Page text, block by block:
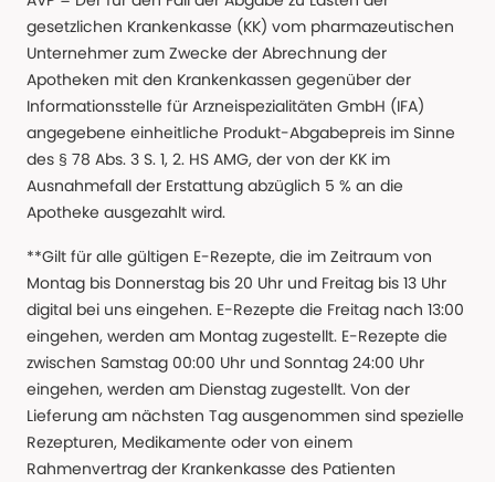
gesetzlichen Krankenkasse (KK) vom pharmazeutischen
Unternehmer zum Zwecke der Abrechnung der
Apotheken mit den Krankenkassen gegenüber der
Informationsstelle für Arzneispezialitäten GmbH (IFA)
angegebene einheitliche Produkt-Abgabepreis im Sinne
des § 78 Abs. 3 S. 1, 2. HS AMG, der von der KK im
Ausnahmefall der Erstattung abzüglich 5 % an die
Apotheke ausgezahlt wird.
**Gilt für alle gültigen E-Rezepte, die im Zeitraum von
Montag bis Donnerstag bis 20 Uhr und Freitag bis 13 Uhr
digital bei uns eingehen. E-Rezepte die Freitag nach 13:00
eingehen, werden am Montag zugestellt. E-Rezepte die
zwischen Samstag 00:00 Uhr und Sonntag 24:00 Uhr
eingehen, werden am Dienstag zugestellt. Von der
Lieferung am nächsten Tag ausgenommen sind spezielle
Rezepturen, Medikamente oder von einem
Rahmenvertrag der Krankenkasse des Patienten